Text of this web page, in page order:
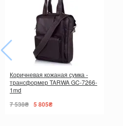
Коричневая кожаная сумка -
трансформер TARWA GC-7266-
1md
7 538₴ 5 805₴